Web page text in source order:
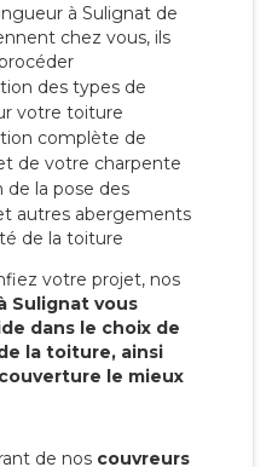
à Sulignat de
chez vous, ils
des types de
votre toiture
complète de
de votre charpente
de la pose des
autres abergements
de la toiture
votre projet, nos
Sulignat vous
dans le choix de
la toiture, ainsi
le mieux
de nos couvreurs